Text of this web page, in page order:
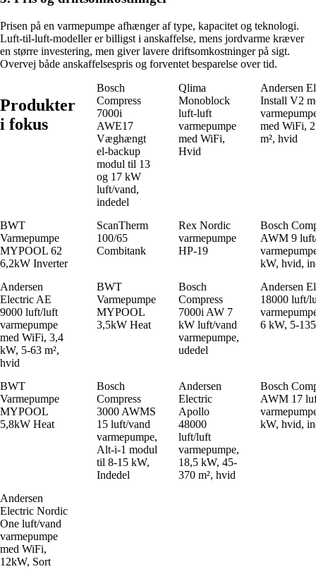
Prisen på en varmepumpe afhænger af type, kapacitet og teknologi.
Luft-til-luft-modeller er billigst i anskaffelse, mens jordvarme kræver
en større investering, men giver lavere driftsomkostninger på sigt.
Overvej både anskaffelsespris og forventet besparelse over tid.
Produkter
i fokus
Bosch
Compress
7000i
AWE17
Væghængt
el-backup
modul til 13
og 17 kW
luft/vand,
indedel
Qlima
Monoblock
luft-luft
varmepumpe
med WiFi,
Hvid
Andersen
Install V2
med WiFi,
m², hvid
BWT
Varmepumpe
MYPOOL 62
6,2kW Inverter
ScanTherm
100/65
Combitank
Rex Nordic
varmepumpe
HP-19
Bosch
AWM 9
kW, hvid,
Andersen
Electric AE
9000 luft/luft
varmepumpe
med WiFi, 3,4
kW, 5-63 m²,
hvid
BWT
Varmepumpe
MYPOOL
3,5kW Heat
Bosch
Compress
7000i AW 7
kW luft/vand
varmepumpe,
udedel
Andersen
18000 luft/
6 kW, 5-
BWT
Varmepumpe
MYPOOL
5,8kW Heat
Bosch
Compress
3000 AWMS
15 luft/vand
varmepumpe,
Alt-i-1 modul
til 8-15 kW,
Indedel
Andersen
Electric
Apollo
48000
luft/luft
varmepumpe,
18,5 kW, 45-
370 m², hvid
Bosch
AWM 17
kW, hvid,
Andersen
Electric Nordic
One luft/vand
varmepumpe
med WiFi,
12kW, Sort